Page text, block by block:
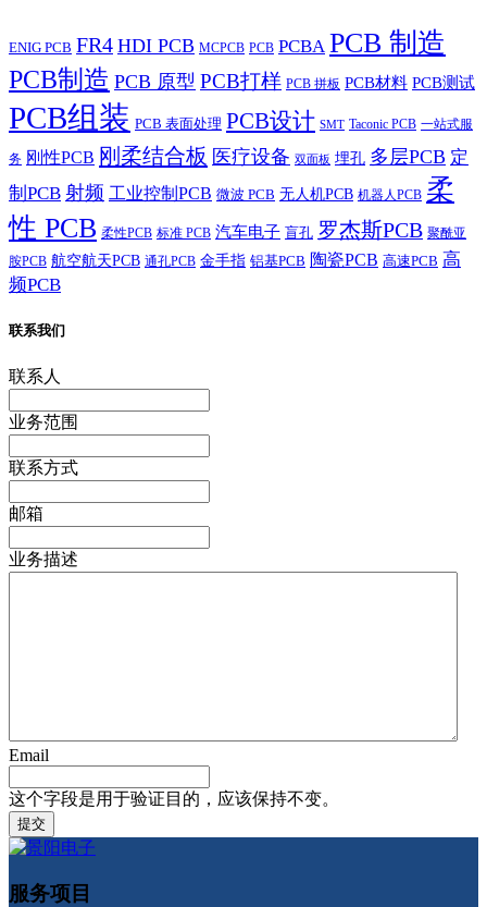
ENIG PCB FR4 HDI PCB MCPCB PCB PCBA PCB 制造
PCB制造 PCB 原型 PCB打样 PCB 拼板 PCB材料 PCB测试
PCB组装 PCB 表面处理 PCB设计 SMT Taconic PCB 一站式服
务 刚性PCB 刚柔结合板 医疗设备 双面板 埋孔 多层PCB 定
制PCB 射频 工业控制PCB 微波 PCB 无人机PCB 机器人PCB 柔
性 PCB 柔性PCB 标准 PCB 汽车电子 盲孔 罗杰斯PCB 聚酰亚
胺PCB 航空航天PCB 通孔PCB 金手指 铝基PCB 陶瓷PCB 高速PCB 高
频PCB
联系我们
联系人
业务范围
联系方式
邮箱
业务描述
Email
这个字段是用于验证目的，应该保持不变。
服务项目